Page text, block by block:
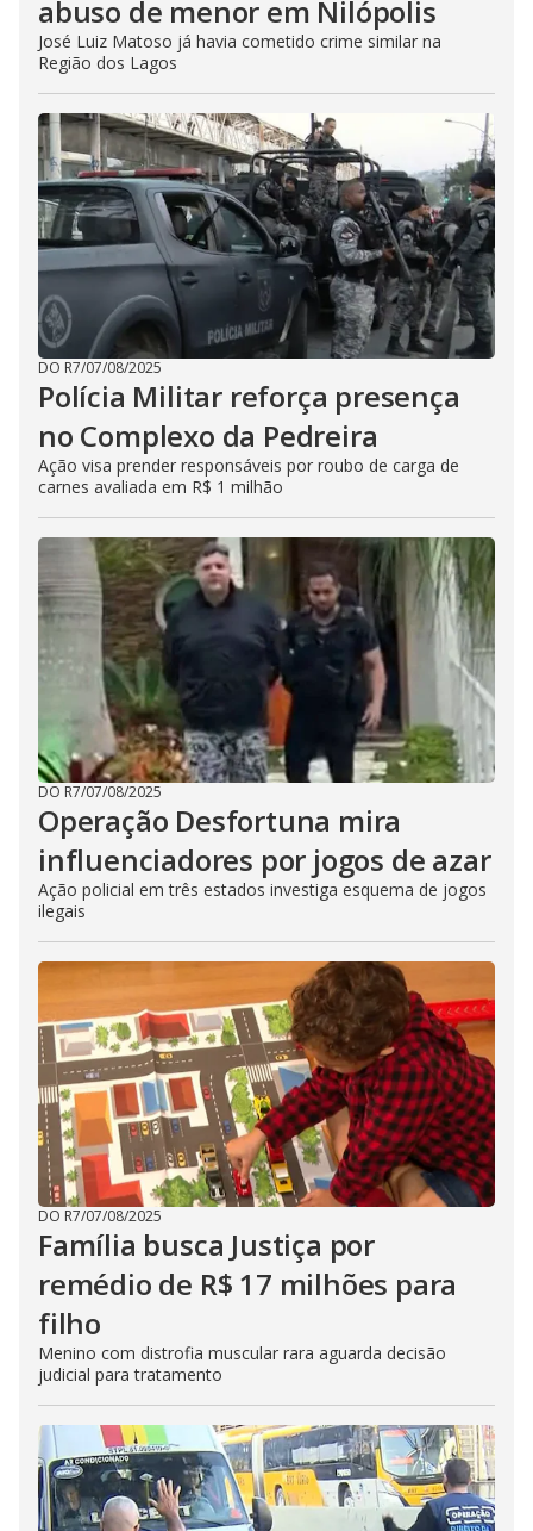
abuso de menor em Nilópolis
José Luiz Matoso já havia cometido crime similar na
Região dos Lagos
DO R7/07/08/2025
Polícia Militar reforça presença
no Complexo da Pedreira
Ação visa prender responsáveis por roubo de carga de
carnes avaliada em R$ 1 milhão
DO R7/07/08/2025
Operação Desfortuna mira
influenciadores por jogos de azar
Ação policial em três estados investiga esquema de jogos
ilegais
DO R7/07/08/2025
Família busca Justiça por
remédio de R$ 17 milhões para
filho
Menino com distrofia muscular rara aguarda decisão
judicial para tratamento